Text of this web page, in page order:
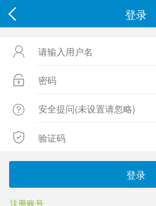
登录




登录
注册账号